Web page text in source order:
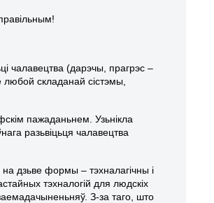
чалавецтва (дарэчы, прагрэс –
любой складанай сістэмы,
пажаданьнем. Узьнікла
разьвіцьця чалавецтва
дзьве формы – тэхналагічны і
тэхналогій для людскіх
З-за таго, што